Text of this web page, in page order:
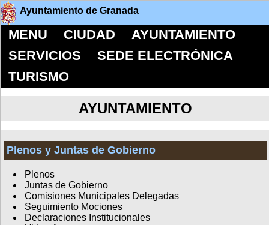
Ayuntamiento de Granada
MENU CIUDAD
AYUNTAMIENTO
SERVICIOS
SEDE ELECTRÓNICA
TURISMO
AYUNTAMIENTO
Plenos y Juntas de Gobierno
Plenos
Juntas de Gobierno
Comisiones Municipales Delegadas
Seguimiento Mociones
Declaraciones Institucionales